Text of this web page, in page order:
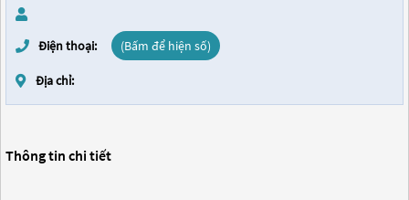
Điện thoại: (Bấm để hiện số)
Địa chỉ:
Thông tin chi tiết